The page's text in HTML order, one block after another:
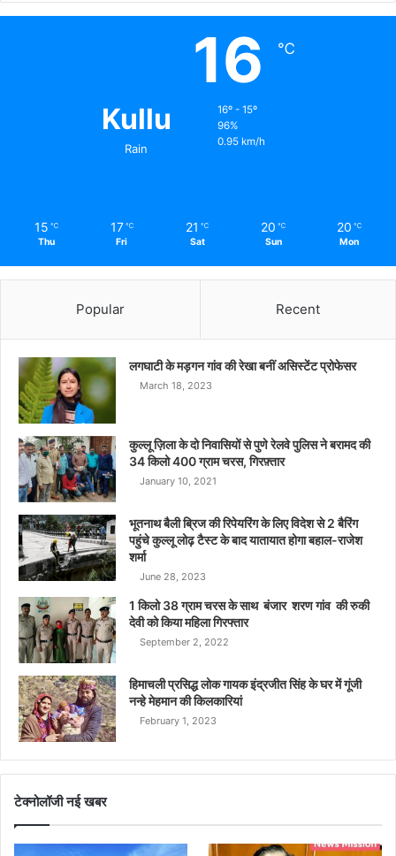
Kullu
Rain
16 ℃
16º - 15º
96%
0.95 km/h
15 ℃
Thu
17 ℃
Fri
21 ℃
Sat
20 ℃
Sun
20 ℃
Mon
Popular Recent
लगघाटी के मड़गन गांव की रेखा बनीं असिस्टेंट प्रोफेसर
March 18, 2023
कुल्लू ज़िला के दो निवासियों से पुणे रेलवे पुलिस ने बरामद की
34 किलो 400 ग्राम चरस, गिरफ़्तार
January 10, 2021
भूतनाथ बैली ब्रिज की रिपेयरिंग के लिए विदेश से 2 बैरिंग
पहुंचे कुल्लू लोढ़ टैस्ट के बाद यातायात होगा बहाल-राजेश
शर्मा
June 28, 2023
1 किलो 38 ग्राम चरस के साथ बंजार शरण गांव की रुकी
देवी को किया महिला गिरफ्तार
September 2, 2022
हिमाचली प्रसिद्ध लोक गायक इंद्रजीत सिंह के घर में गूंजी
नन्हे मेहमान की किलकारियां
February 1, 2023
टेक्नोलॉजी नई खबर